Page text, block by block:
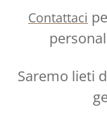
Contattaci
Saremo lieti